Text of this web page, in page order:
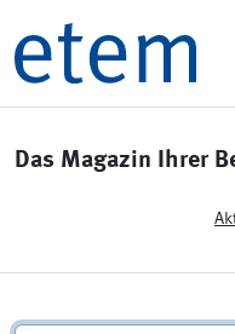
Das Magazin Ihrer